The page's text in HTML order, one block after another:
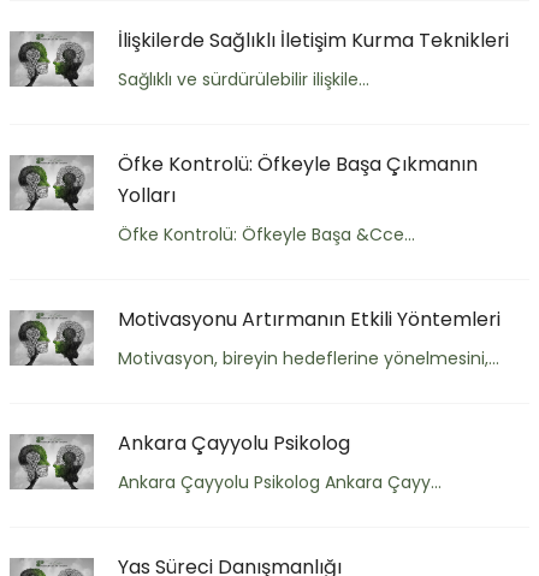
İlişkilerde Sağlıklı İletişim Kurma Teknikleri
Sağlıklı ve sürdürülebilir ilişkile...
Öfke Kontrolü: Öfkeyle Başa Çıkmanın
Yolları
Öfke Kontrolü: Öfkeyle Başa &Cce...
Motivasyonu Artırmanın Etkili Yöntemleri
Motivasyon, bireyin hedeflerine yönelmesini,...
Ankara Çayyolu Psikolog
Ankara Çayyolu Psikolog Ankara Çayy...
Yas Süreci Danışmanlığı